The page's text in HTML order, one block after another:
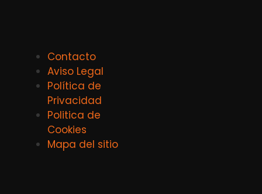
Contacto
Aviso Legal
Política de
Privacidad
Politica de
Cookies
Mapa del sitio